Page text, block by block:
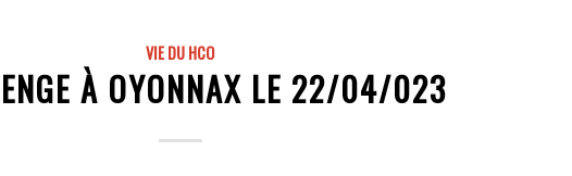
VIE DU HCO
À OYONNAX LE 22/04/023